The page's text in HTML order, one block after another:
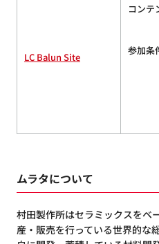
LC Balun Site
コンテ
参加条
ムラタについて
村田製作所はセラミックスをベ
産・販売を行っている世界的な